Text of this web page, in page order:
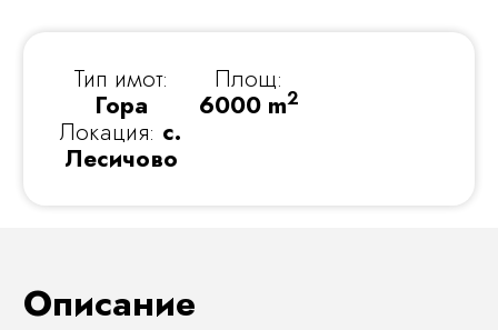
Тип имот:
Гора
Локация: с.
Лесичово
Площ:
6000 m2
Описание